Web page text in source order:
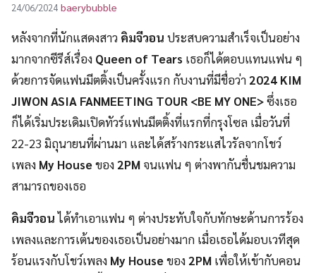
24/06/2024 baerybubble
หลังจากที่นักแสดงสาว คิมจีวอน ประสบความสำเร็จเป็นอย่าง
มากจากซีรีส์เรื่อง Queen of Tears เธอก็ได้ตอบแทนแฟน ๆ
ด้วยการจัดแฟนมีตติ้งเป็นครั้งแรก กับงานที่มีชื่อว่า 2024 KIM
JIWON ASIA FANMEETING TOUR <BE MY ONE>ซึ่งเธอ
ก็ได้เริ่มประเดิมเปิดทัวร์แฟนมีตติ้งที่แรกที่กรุงโซล เมื่อวันที่
22-23 มิถุนายนที่ผ่านมา และได้สร้างกระแสไวรัลจากโชว์
เพลง My Houseของ 2PM จนแฟน ๆ ต่างพากันชื่นชมความ
สามารถของเธอ
คิมจีวอนได้ทำเอาแฟน ๆ ต่างประทับใจกับทักษะด้านการร้อง
เพลงและการเต้นของเธอเป็นอย่างมาก เมื่อเธอได้มอบเวทีสุด
ร้อนแรงกับโชว์เพลง My Houseของ 2PM เพื่อให้เข้ากับคอน